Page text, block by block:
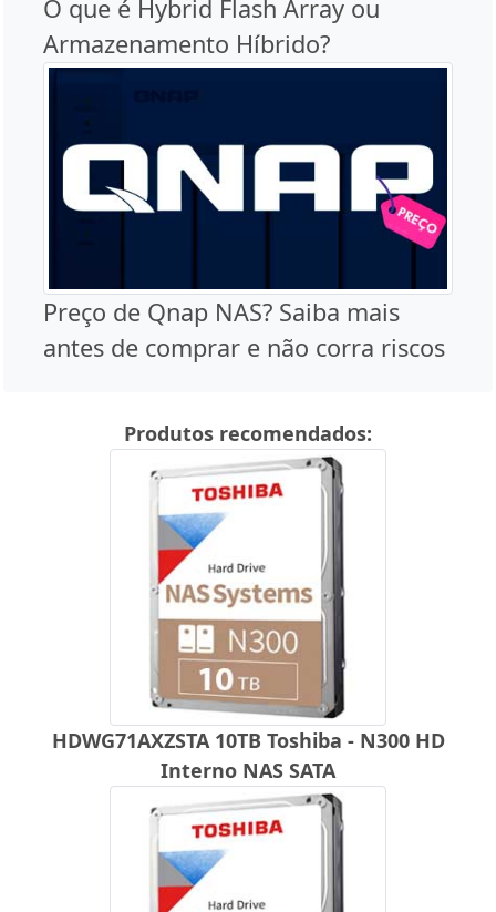
O que é Hybrid Flash Array ou
Armazenamento Híbrido?
Preço de Qnap NAS? Saiba mais
antes de comprar e não corra riscos
Produtos recomendados:
HDWG71AXZSTA 10TB Toshiba - N300 HD
Interno NAS SATA